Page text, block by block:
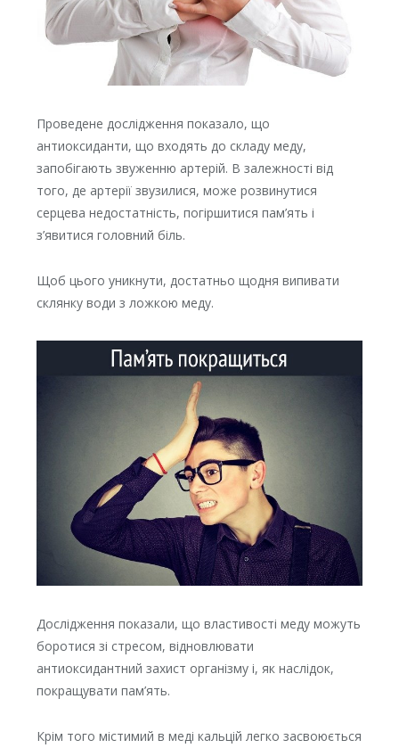
Проведене дослідження показало, що
антиоксиданти, що входять до складу меду,
запобігають звуженню артерій. В залежності від
того, де артерії звузилися, може розвинутися
серцева недостатність, погіршитися пам’ять і
з’явитися головний біль.
Щоб цього уникнути, достатньо щодня випивати
склянку води з ложкою меду.
Дослідження показали, що властивості меду можуть
боротися зі стресом, відновлювати
антиоксидантний захист організму і, як наслідок,
покращувати пам’ять.
Крім того містимий в меді кальцій легко засвоюється